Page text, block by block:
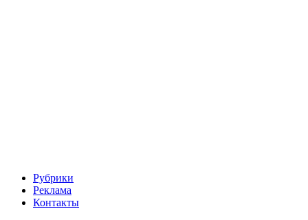
Рубрики
Реклама
Контакты